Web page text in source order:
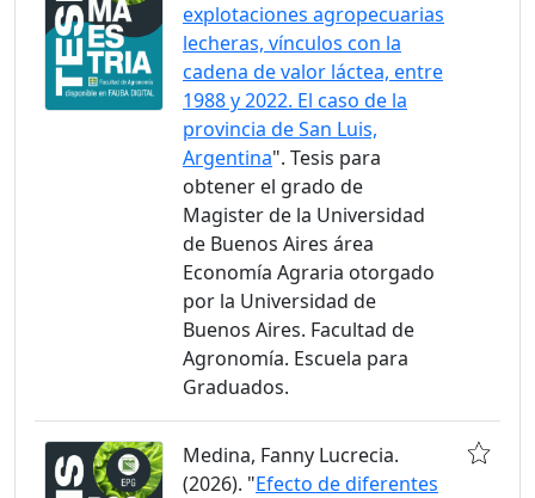
explotaciones agropecuarias
lecheras, vínculos con la
cadena de valor láctea, entre
1988 y 2022. El caso de la
provincia de San Luis,
Argentina". Tesis para
obtener el grado de
Magister de la Universidad
de Buenos Aires área
Economía Agraria otorgado
por la Universidad de
Buenos Aires. Facultad de
Agronomía. Escuela para
Graduados.
Medina, Fanny Lucrecia.
(2026). "Efecto de diferentes